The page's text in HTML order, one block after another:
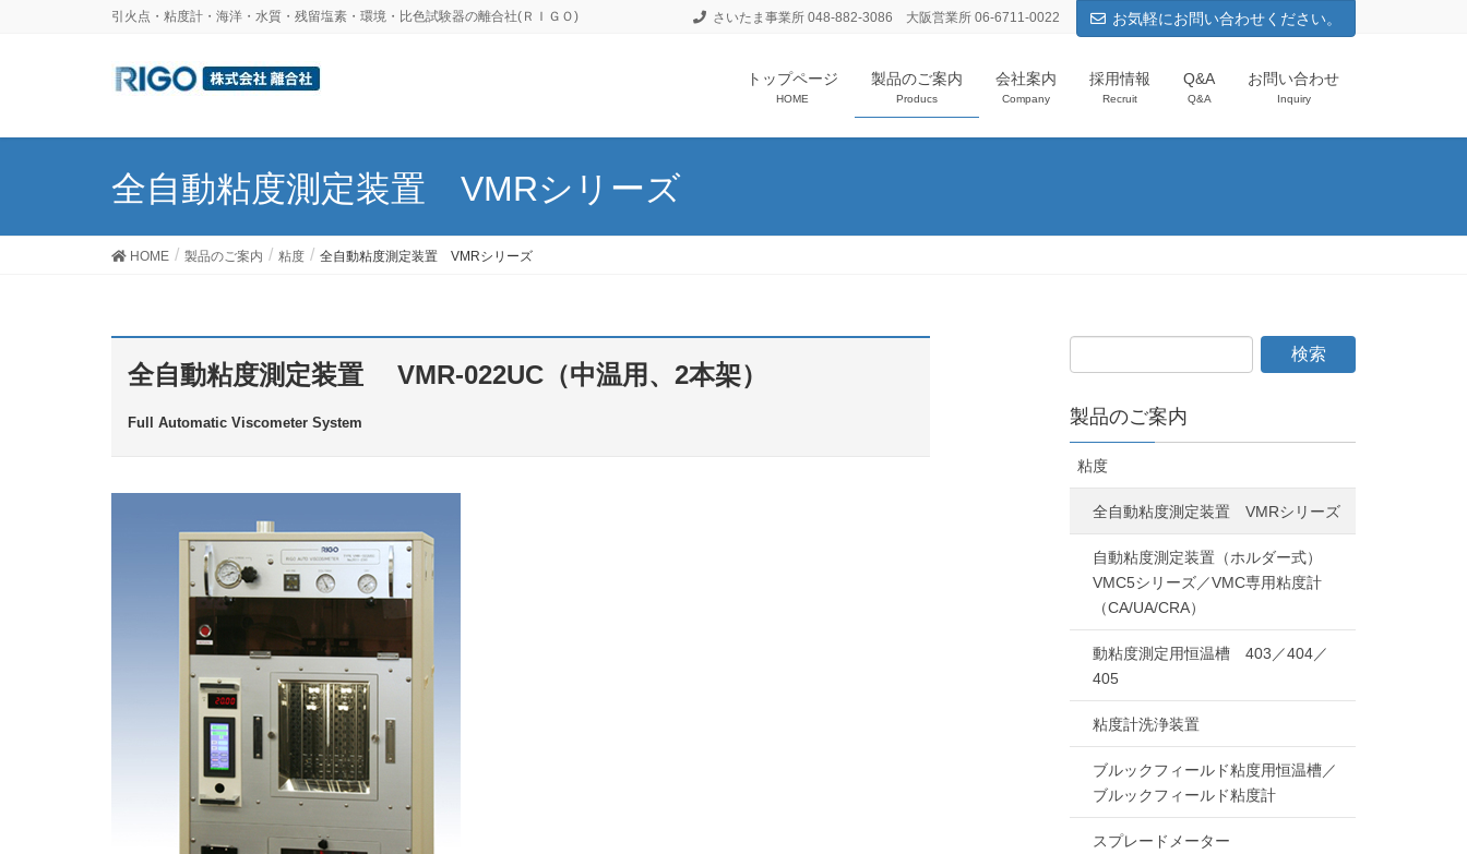
引火点・粘度計・海洋・水質・残留塩素・環境・比色試験器の離合社(ＲＩＧＯ) さいたま事業所 048-882-3086 大阪営業所 06-6711-0022 お気軽にお問い合わせください。
トップページ
HOME
製品のご案内
Producs
会社案内
Company
採用情報
Recruit
Q&A
Q&A
お問い合わせ
Inquiry
全自動粘度測定装置 VMRシリーズ
HOME 製品のご案内 粘度 全自動粘度測定装置 VMRシリーズ
全自動粘度測定装置 VMR-022UC（中温用、2本架）
Full Automatic Viscometer System 製品のご案内
粘度
全自動粘度測定装置 VMRシリーズ
自動粘度測定装置（ホルダー式）
VMC5シリーズ／VMC専用粘度計
（CA/UA/CRA）
動粘度測定用恒温槽 403／404／
405
粘度計洗浄装置
ブルックフィールド粘度用恒温槽／
ブルックフィールド粘度計
スプレードメーター